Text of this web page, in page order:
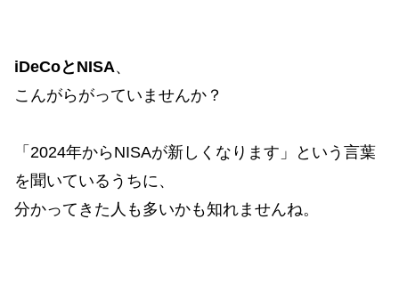
iDeCoとNISA、
こんがらがっていませんか？
「2024年からNISAが新しくなります」という言葉
を聞いているうちに、
分かってきた人も多いかも知れませんね。